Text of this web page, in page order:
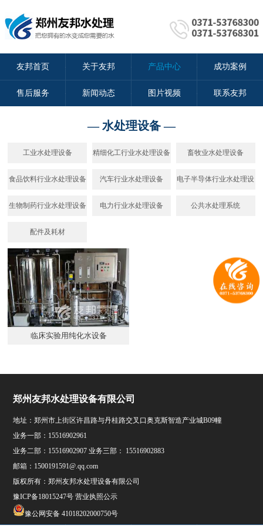
友邦首页 关于友邦 产品中心 成功案例
售后服务 新闻动态 图片视频 联系友邦
— 水处理设备 —
工业水处理设备 精细化工行业水处理设备 畜牧业水处理设备
食品饮料行业水处理设备 汽车行业水处理设备 电子半导体行业水处理设
生物制药行业水处理设备 电力行业水处理设备 公共水处理系统
配件及耗材
临床实验用纯化水设备
郑州友邦水处理设备有限公司
地址：郑州市上街区许昌路与丹桂路交叉口奥克斯智造产业城B09幢
业务一部：15516902961
业务二部：15516902907 业务三部： 15516902883
邮箱：1500191591@.qq.com
版权所有：郑州友邦水处理设备有限公司
豫ICP备18015247号 营业执照公示
豫公网安备 41018202000750号